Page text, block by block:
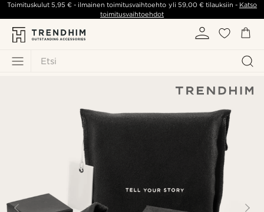
Etsi
Toimituskulut5,95 € - ilmainen toimitusvaihtoehto yli 59,00 €tilauksiin - Katso
toimitusvaihtoehdot